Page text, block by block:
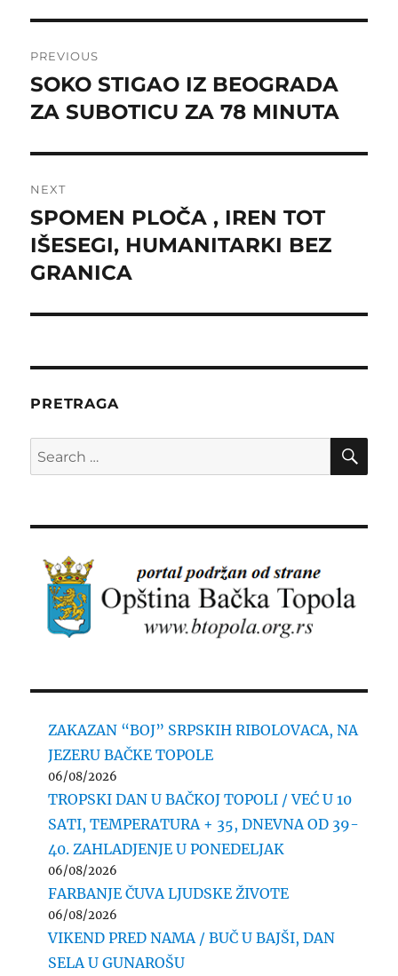
navigation
PREVIOUS
Previous
post:
SOKO STIGAO IZ BEOGRADA
ZA SUBOTICU ZA 78 MINUTA
NEXT
Next
post:
SPOMEN PLOČA , IREN TOT
IŠESEGI, HUMANITARKI BEZ
GRANICA
PRETRAGA
Search
for:
ZAKAZAN “BOJ” SRPSKIH RIBOLOVACA, NA
JEZERU BAČKE TOPOLE
06/08/2026
TROPSKI DAN U BAČKOJ TOPOLI / VEĆ U 10
SATI, TEMPERATURA + 35, DNEVNA OD 39-
40. ZAHLADJENJE U PONEDELJAK
06/08/2026
FARBANJE ČUVA LJUDSKE ŽIVOTE
06/08/2026
VIKEND PRED NAMA / BUČ U BAJŠI, DAN
SELA U GUNAROŠU